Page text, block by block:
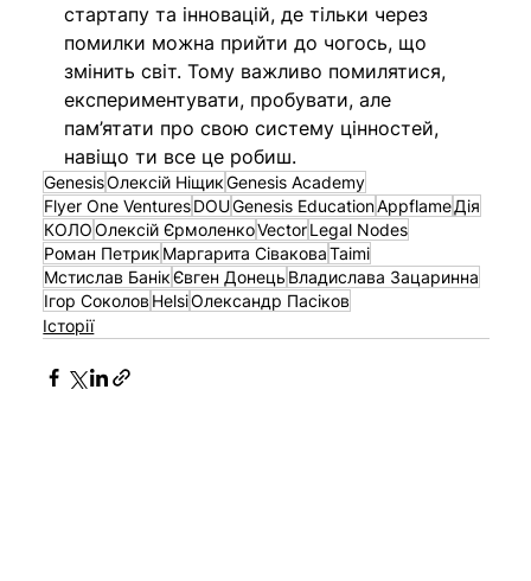
стартапу та інновацій, де тільки через
помилки можна прийти до чогось, що
змінить світ. Тому важливо помилятися,
експериментувати, пробувати, але
пам’ятати про свою систему цінностей,
навіщо ти все це робиш.
GenesisОлексій НіщикGenesis Academy
Flyer One VenturesDOUGenesis EducationAppflameДія
КОЛООлексій ЄрмоленкоVectorLegal Nodes
Роман Петрик Маргарита СіваковаTaimi
Мстислав БанікЄвген Донець Владислава Зацаринна
Ігор Соколов HelsiОлександр Пасіков
Історії